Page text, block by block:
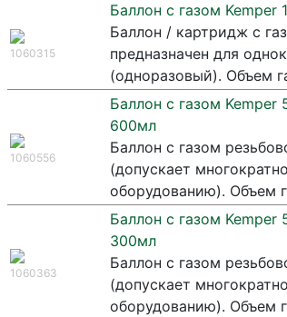
1060315
Баллон с газом Kemper
Баллон / картридж c
предназначен для
(одноразовый). Объем
1060556
Баллон с газом Kemper
600мл
Баллон c газом
(допускает
оборудованию). Объем
1060363
Баллон с газом Kemper
300мл
Баллон c газом
(допускает
оборудованию). Объем